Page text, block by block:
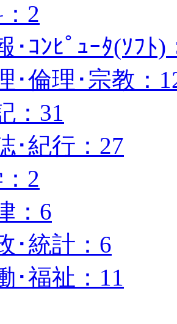
2
･ｺﾝﾋﾟｭｰﾀ(ｿﾌﾄ)
･倫理･宗教：
：31
･紀行：27
2
：6
･統計：6
･福祉：11